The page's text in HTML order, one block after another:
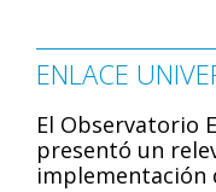
ENLACE
El Observatorio
presentó un
implementación